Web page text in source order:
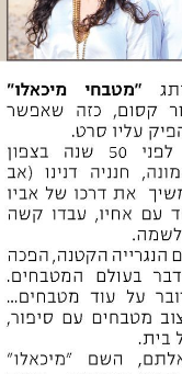
אדריכלות ועיצוב
מפשיטים ומלבישים